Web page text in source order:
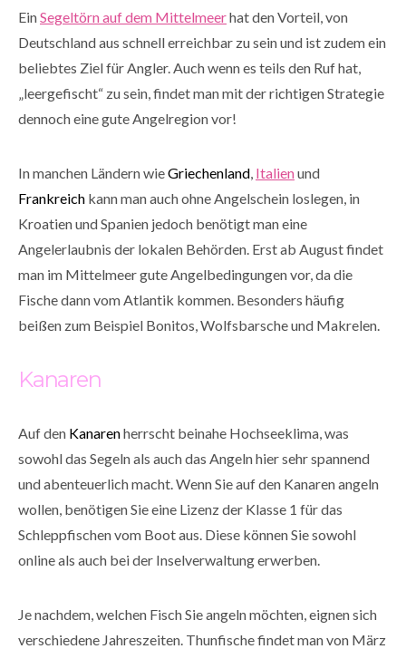
EinSegeltörn auf dem Mittelmeerhat den Vorteil, von
Deutschland aus schnell erreichbar zu sein und ist zudem ein
beliebtes Ziel für Angler. Auch wenn es teils den Ruf hat,
„leergefischt“ zu sein, findet man mit der richtigen Strategie
dennoch eine gute Angelregion vor!
In manchen Ländern wieGriechenland, Italienund
Frankreich kann man auch ohne Angelschein loslegen, in
Kroatien und Spanien jedoch benötigt man eine
Angelerlaubnis der lokalen Behörden. Erst ab August findet
man im Mittelmeer gute Angelbedingungen vor, da die
Fische dann vom Atlantik kommen. Besonders häufig
beißen zum Beispiel Bonitos, Wolfsbarsche und Makrelen.
Kanaren
Auf den Kanarenherrscht beinahe Hochseeklima, was
sowohl das Segeln als auch das Angeln hier sehr spannend
und abenteuerlich macht. Wenn Sie auf den Kanaren angeln
wollen, benötigen Sie eine Lizenz der Klasse 1 für das
Schleppfischen vom Boot aus. Diese können Sie sowohl
online als auch bei der Inselverwaltung erwerben.
Je nachdem, welchen Fisch Sie angeln möchten, eignen sich
verschiedene Jahreszeiten. Thunfische findet man von März